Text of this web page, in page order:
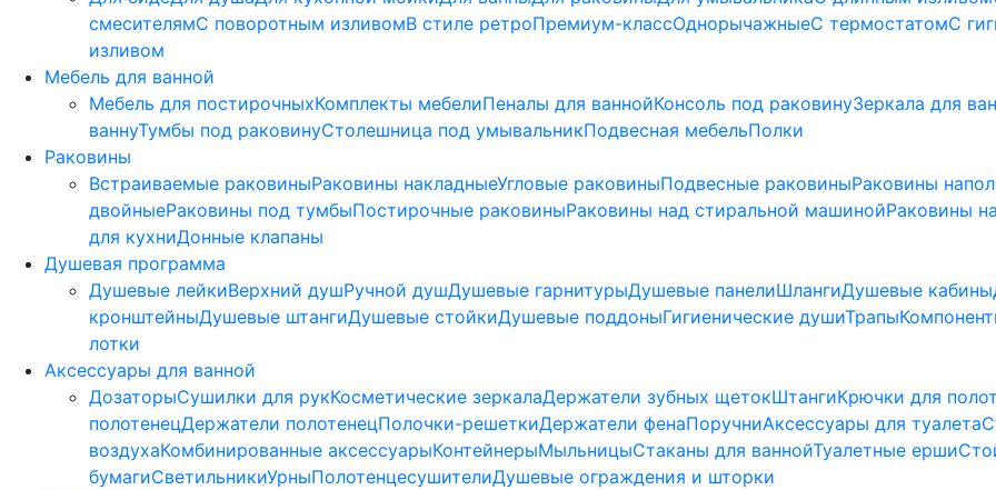
смесителямС поворотным изливомВ стиле ретроПремиум-классОднорычажныеС термостатомС
изливом
Мебель для ванной
Мебель для постирочныхКомплекты мебелиПеналы для ваннойКонсоль под раковинуЗеркала для
ваннуТумбы под раковинуСтолешница под умывальникПодвесная мебельПолки
Раковины
Встраиваемые раковиныРаковины накладныеУгловые раковиныПодвесные раковиныРаковины
двойныеРаковины под тумбыПостирочные раковиныРаковины над стиральной машинойРаковины
для кухниДонные клапаны
Душевая программа
Душевые лейкиВерхний душРучной душДушевые гарнитурыДушевые панелиШлангиДушевые кабины
кронштейныДушевые штангиДушевые стойкиДушевые поддоныГигиенические душиТрапы
лотки
Аксессуары для ванной
ДозаторыСушилки для рукКосметические зеркалаДержатели зубных щетокШтангиКрючки для
полотенецДержатели полотенецПолочки-решеткиДержатели фенаПоручниАксессуары для туалета
воздухаКомбинированные аксессуарыКонтейнерыМыльницыСтаканы для ваннойТуалетные ерши
бумагиСветильникиУрныПолотенцесушителиДушевые ограждения и шторки